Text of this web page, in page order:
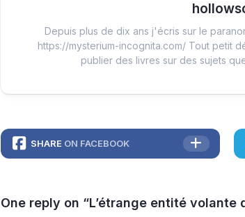
Depuis plus de dix ans j'écris sur le
https://mysterium-incognita.com/ Tout petit
publier des livres sur des sujets
SHARE ON FACEBOOK
One reply on “L’étrange entité